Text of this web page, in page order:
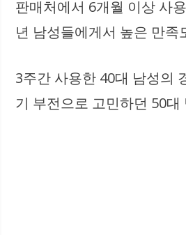
판매처에서 6개월 이상 사
년 남성들에게서 높은 만족
3주간 사용한 40대 남성의
기 부전으로 고민하던 50